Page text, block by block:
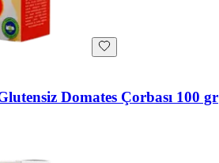
Domates Çorbası 100 gr